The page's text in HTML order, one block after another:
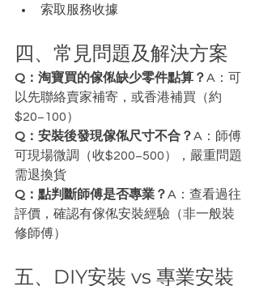
索取服務收據
四、常見問題及解決方案
Q：淘寶買的傢俬缺少零件點算？A：可
以先聯絡賣家補寄，或香港補買（約
$20−100）
Q：安裝後發現傢俬尺寸不合？A：師傅
可現場微調（收$200−500），嚴重問題
需退換貨
Q：點判斷師傅是否專業？A：查看過往
評價，確認有傢俬安裝經驗（非一般裝
修師傅）
五、DIY安裝 vs 專業安裝